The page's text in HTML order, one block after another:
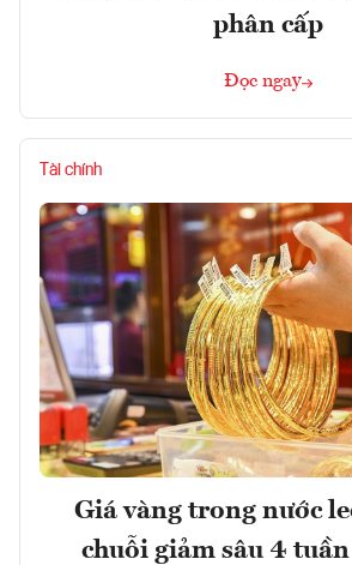
phân cấp
Đọc ngay
Tài chính
Giá vàng trong nước
chuỗi giảm sâu 4